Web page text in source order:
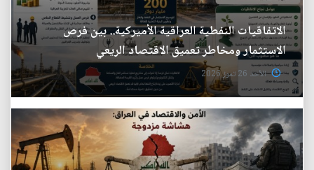
الاتفاقيات النفطية العراقية الأميركية.. بين فرص
الاستثمار ومخاطر تعميق الاقتصاد الريعي
الأحد 26 تموز 2026